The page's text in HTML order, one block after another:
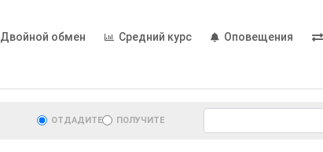
Двойной обмен Средний курс Оповещения
ОТДАДИТЕ ПОЛУЧИТЕ